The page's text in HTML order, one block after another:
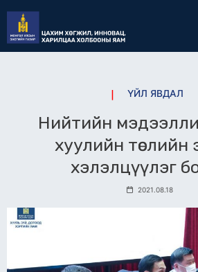
content
ҮЙЛ ЯВДАЛ
Нийтийн
хуулийн
хэлэлцүүлэг
2021.08.18